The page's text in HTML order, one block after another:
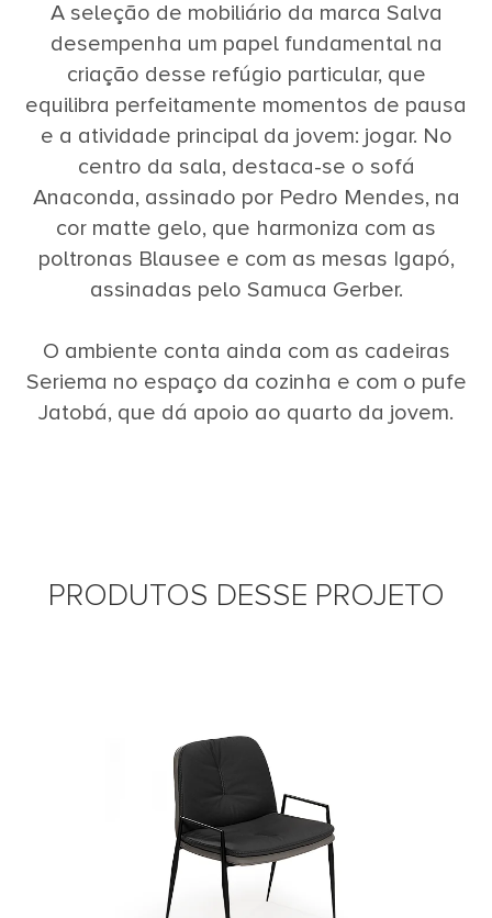
A seleção de mobiliário da marca Salva
desempenha um papel fundamental na
criação desse refúgio particular, que
equilibra perfeitamente momentos de pausa
e a atividade principal da jovem: jogar. No
centro da sala, destaca-se o sofá
Anaconda, assinado por Pedro Mendes, na
cor matte gelo, que harmoniza com as
poltronas Blausee e com as mesas Igapó,
assinadas pelo Samuca Gerber.
O ambiente conta ainda com as cadeiras
Seriema no espaço da cozinha e com o pufe
Jatobá, que dá apoio ao quarto da jovem.
PRODUTOS DESSE PROJETO